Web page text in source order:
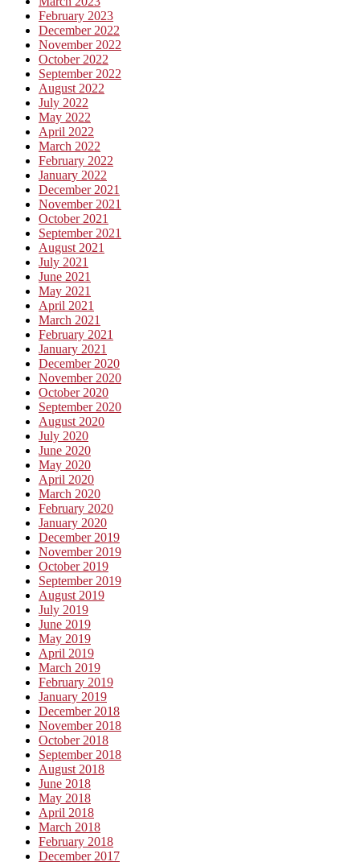
February 2023
December 2022
November 2022
October 2022
September 2022
August 2022
July 2022
May 2022
April 2022
March 2022
February 2022
January 2022
December 2021
November 2021
October 2021
September 2021
August 2021
July 2021
June 2021
May 2021
April 2021
March 2021
February 2021
January 2021
December 2020
November 2020
October 2020
September 2020
August 2020
July 2020
June 2020
May 2020
April 2020
March 2020
February 2020
January 2020
December 2019
November 2019
October 2019
September 2019
August 2019
July 2019
June 2019
May 2019
April 2019
March 2019
February 2019
January 2019
December 2018
November 2018
October 2018
September 2018
August 2018
June 2018
May 2018
April 2018
March 2018
February 2018
December 2017